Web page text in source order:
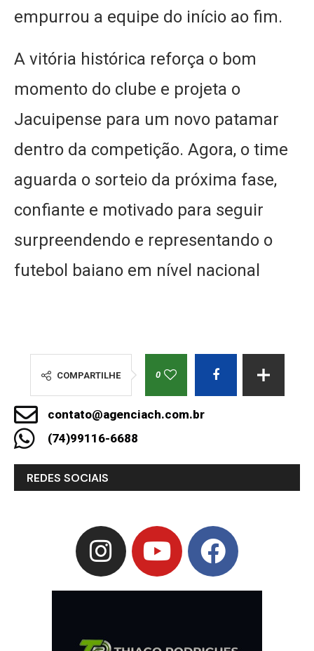
empurrou a equipe do início ao fim.
A vitória histórica reforça o bom
momento do clube e projeta o
Jacuipense para um novo patamar
dentro da competição. Agora, o time
aguarda o sorteio da próxima fase,
confiante e motivado para seguir
surpreendendo e representando o
futebol baiano em nível nacional
COMPARTILHE 0
contato@agenciach.com.br
(74)99116-6688
REDES SOCIAIS